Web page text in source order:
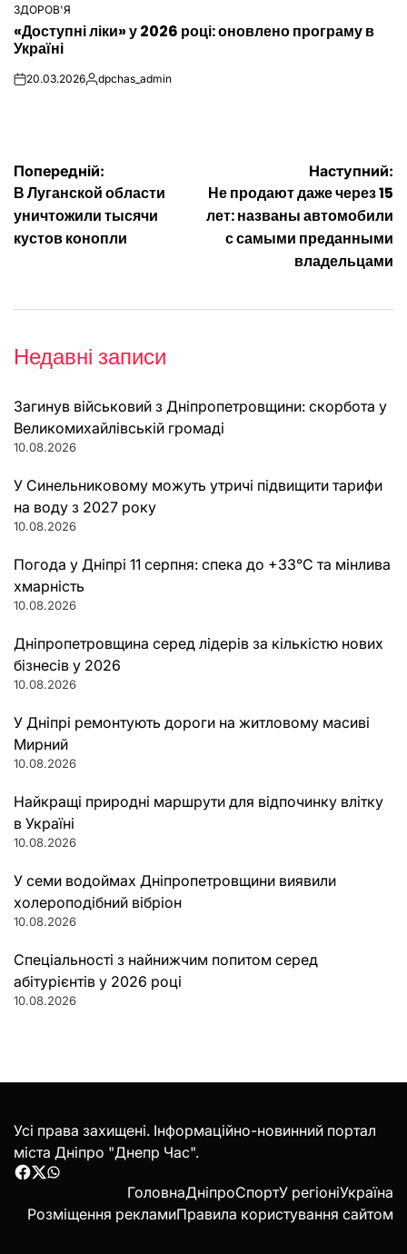
ОПУБЛІКУВАТИ
У
ЗДОРОВ'Я
«Доступні ліки» у 2026 році: оновлено програму в
Україні
on20.03.2026Опубліковано
dpchas_admin
Навігація
записів
Попередній:
В Луганской области
уничтожили тысячи
кустов конопли
Наступний:
Не продают даже через 15
лет: названы автомобили
с самыми преданными
владельцами
Недавні записи
Загинув військовий з Дніпропетровщини: скорбота у
Великомихайлівській громаді
10.08.2026
У Синельниковому можуть утричі підвищити тарифи
на воду з 2027 року
10.08.2026
Погода у Дніпрі 11 серпня: спека до +33°C та мінлива
хмарність
10.08.2026
Дніпропетровщина серед лідерів за кількістю нових
бізнесів у 2026
10.08.2026
У Дніпрі ремонтують дороги на житловому масиві
Мирний
10.08.2026
Найкращі природні маршрути для відпочинку влітку
в Україні
10.08.2026
У семи водоймах Дніпропетровщини виявили
холероподібний вібріон
10.08.2026
Спеціальності з найнижчим попитом серед
абітурієнтів у 2026 році
10.08.2026
Усі права захищені. Інформаційно-новинний портал
міста Дніпро "Днепр Час".
Facebook
Twitter
WhatsApp
ГоловнаДніпроСпортУ регіоніУкраїна
Розміщення рекламиПравила користування сайтом